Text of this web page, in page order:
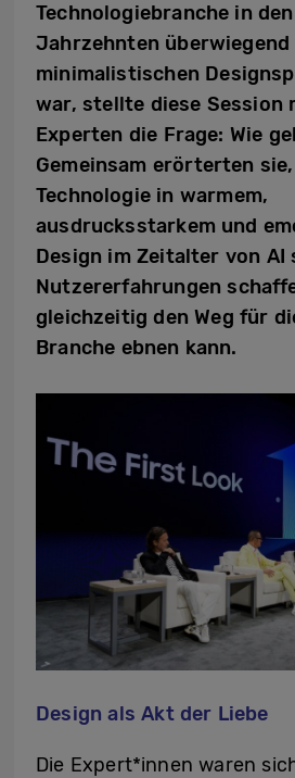
Technologiebranche in
Jahrzehnten überwiegend
minimalistischen
war, stellte diese Session
Experten die Frage: Wie
Gemeinsam erörterten
Technologie in warmem,
ausdrucksstarkem und
Design im Zeitalter von AI
Nutzererfahrungen
gleichzeitig den Weg für
Branche ebnen kann.
Design als Akt der Liebe
Die Expert*innen waren